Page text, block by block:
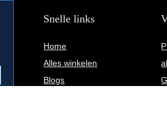
Snelle links
Home
Alles winkelen
Blogs